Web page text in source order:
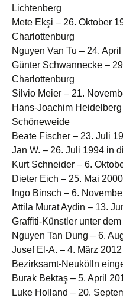
Lichtenberg
Mete Ekşi – 26. Oktober
Charlottenburg
Nguyen Van Tu – 24.
Günter Schwannecke –
Charlottenburg
Silvio Meier – 21.
Hans-Joachim
Schöneweide
Beate Fischer – 23. Juli
Jan W. – 26. Juli 1994 in
Kurt Schneider – 6.
Dieter Eich – 25. Mai
Ingo Binsch – 6.
Attila Murat Aydin – 13.
Graffiti-Künstler unter
Nguyen Tan Dung – 6.
Jusef El-A. – 4. März
Bezirksamt-Neukölln
Burak Bektaş – 5. April
Luke Holland – 20.